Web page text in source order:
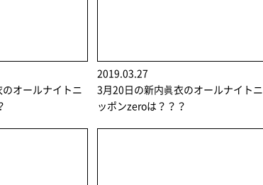
オールナイトニ
2019.03.27
3月20日の新内眞衣のオールナイトニ
ッポンzeroは？？？